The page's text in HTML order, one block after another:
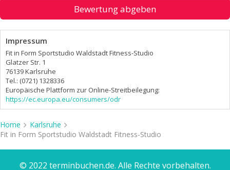
Bewertung abgeben
Impressum
Fit in Form Sportstudio Waldstadt Fitness-Studio
Glatzer Str. 1
76139 Karlsruhe
Tel.: (0721) 1328336
Europäische Plattform zur Online-Streitbeilegung:
https://ec.europa.eu/consumers/odr
Home
Karlsruhe
Fit in Form Sportstudio Waldstadt Fitness-Studio
© 2022 terminbuchen.de. Alle Rechte vorbehalten.